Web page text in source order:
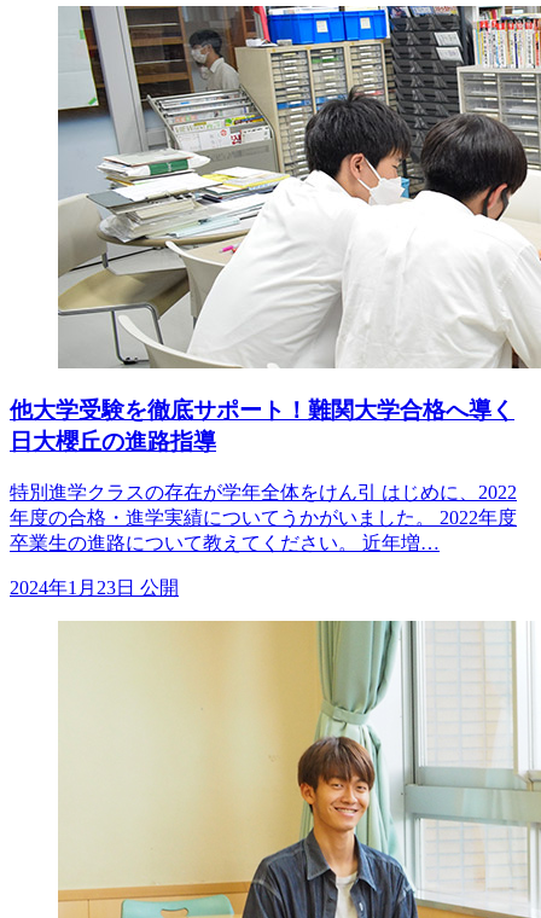
他大学受験を徹底サポート！難関大学合格へ導く
日大櫻丘の進路指導
特別進学クラスの存在が学年全体をけん引 はじめに、2022
年度の合格・進学実績についてうかがいました。 2022年度
卒業生の進路について教えてください。 近年増…
2024年1月23日 公開